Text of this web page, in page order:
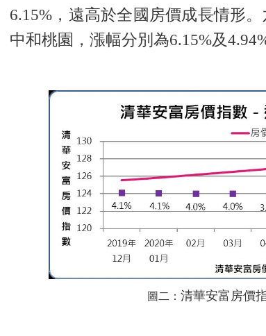
6.15%，遠高於全國房價成長情形
中和桃園，漲幅分別為6.15%及4.94%
圖二：清華安富房價